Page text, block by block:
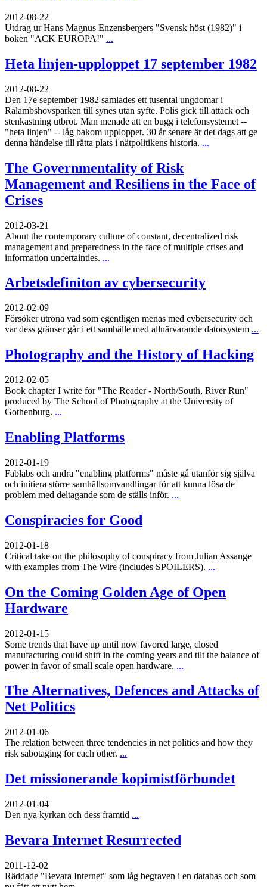
2012-08-22
Utdrag ur Hans Magnus Enzensbergers "Svensk höst (1982)" i
boken "ACK EUROPA!" ...
Heta linjen-upploppet 17 september 1982
2012-08-22
Den 17e september 1982 samlades ett tusental ungdomar i
Rålambshovsparken till synes utan syfte. Polis gick till attack och
stenkastning utbröt. Man menade att en bugg i telefonsystemet --
"heta linjen" -- låg bakom upploppet. 30 år senare är det dags att ge
denna händelse till rätta plats i nätpolitikens historia. ...
The Governmentality of Risk
Management and Resiliens in the Face of
Crises
2012-03-21
About the contemporary culture of constant, decentralized risk
management and preparedness in the face of multiple crises and
information uncertainties. ...
Arbetsdefiniton av cybersecurity
2012-02-09
Försöker utröna vad som egentligen menas med cybersecurity och
var dess gränser går i ett samhälle med allnärvarande datorsystem ...
Photography and the History of Hacking
2012-02-05
Book chapter I write for "The Reader - North/South, River Run"
produced by The School of Photography at the University of
Gothenburg. ...
Enabling Platforms
2012-01-19
Fablabs och andra "enabling platforms" måste gå utanför sig själva
och initiera större samhällsomvandlingar för att kunna lösa de
problem med deltagande som de ställs inför. ...
Conspiracies for Good
2012-01-18
Critical take on the philosophy of conspiracy from Julian Assange
with examples from The Wire (includes SPOILERS). ...
On the Coming Golden Age of Open
Hardware
2012-01-15
Some trends that have up until now favored large, closed
manufacturing could shift in the coming years and tilt the balance of
power in favor of small scale open hardware. ...
The Alternatives, Defences and Attacks of
Net Politics
2012-01-06
The relation between three tendencies in net politics and how they
risk sabotaging for each other. ...
Det missionerande kopimistförbundet
2012-01-04
Den nya kyrkan och dess framtid ...
Bevara Internet Resurrected
2011-12-02
Räddade "Bevara Internet" som låg begraven i en databas och som